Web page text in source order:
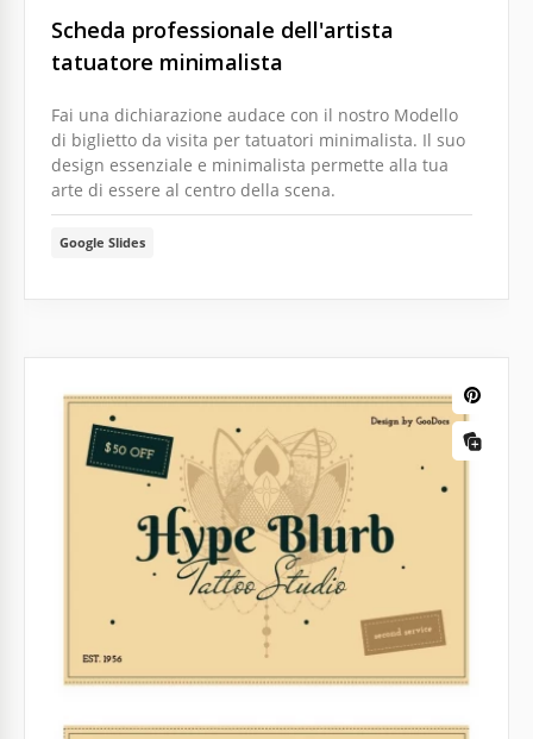
Scheda professionale dell'artista
tatuatore minimalista
Fai una dichiarazione audace con il nostro Modello
di biglietto da visita per tatuatori minimalista. Il suo
design essenziale e minimalista permette alla tua
arte di essere al centro della scena.
Google Slides